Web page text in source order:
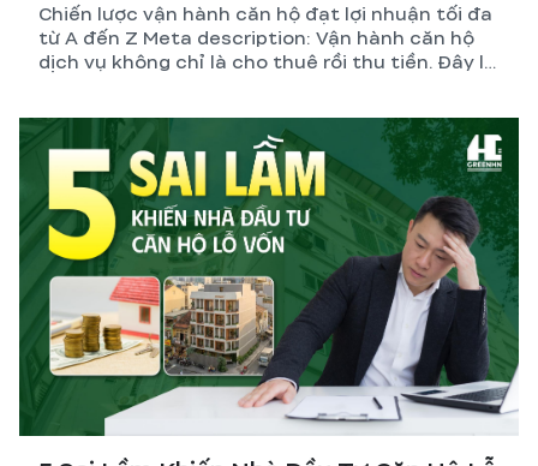
Chiến lược vận hành căn hộ đạt lợi nhuận tối đa
từ A đến Z Meta description: Vận hành căn hộ
dịch vụ không chỉ là cho thuê rồi thu tiền. Đây là
giúp chủ đầu tư đạt lợi nhuận bền vững.